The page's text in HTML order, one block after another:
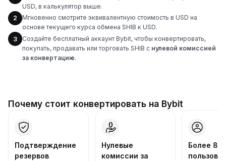
USD, в калькулятор выше.
2
Мгновенно смотрите эквивалентную стоимость в USD на
основе текущего курса обмена SHIB к USD.
3
Создайте бесплатный аккаунт Bybit, чтобы конвертировать,
покупать, продавать или торговать SHIB с нулевой комиссией
за конвертацию.
Почему стоит конвертировать на Bybit
Подтверждение
резервов
Нулевые
комиссии за
Более 86